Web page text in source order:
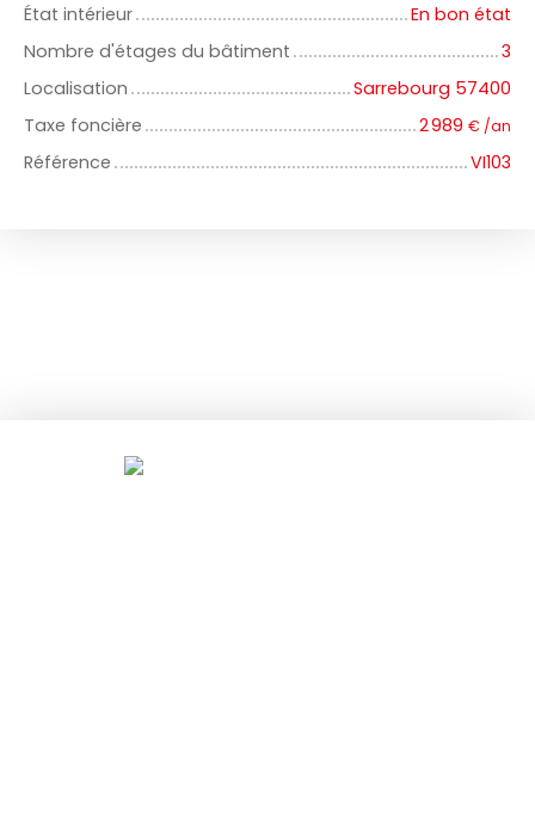
État intérieur
En bon état
Nombre d'étages du bâtiment
3
Localisation
Sarrebourg 57400
Taxe foncière
2 989 € /an
Référence VI103